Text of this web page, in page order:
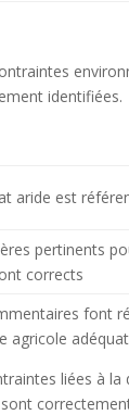
identifiées.
aride est
pertinents
corrects
font
agricole adéquat
liées à la